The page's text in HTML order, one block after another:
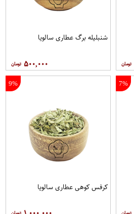
شنبلیله برگ عطاری سالویا
۵۰۰,۰۰۰
7%
9%
کرفس کوهی عطاری سالویا